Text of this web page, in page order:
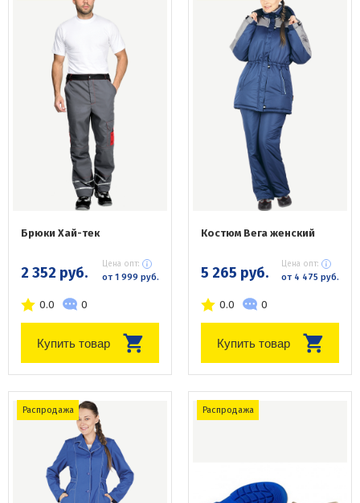
Брюки Хай-тек
2 352 руб. Цена опт:
от 1 999 руб.
0.0 0
Купить товар
Костюм Вега женский
5 265 руб. Цена опт:
от 4 475 руб.
0.0 0
Купить товар
Распродажа Распродажа